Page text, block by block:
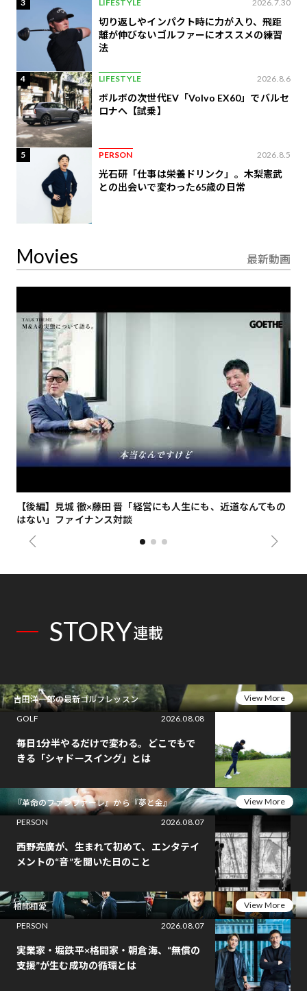
3 LIFESTYLE 2026.7.30
切り返しやインパクト時に力が入り、飛距
離が伸びないゴルファーにオススメの練習
法
4 LIFESTYLE 2026.8.6
ボルボの次世代EV「Volvo EX60」でバルセ
ロナへ【試乗】
5 PERSON 2026.8.5
光石研「仕事は栄養ドリンク」。木梨憲武
との出会いで変わった65歳の日常
Movies 最新動画
【後編】見城 徹×藤田 晋「経営にも人生にも、近道なんてもの
はない」ファイナンス対談
STORY連載
吉田洋一郎の最新ゴルフレッスン
View More
GOLF
2026.08.08
毎日1分半やるだけで変わる。どこでもで
きる「シャドースイング」とは
『革命のファンファーレ』から『夢と金』
View More
PERSON
2026.08.07
西野亮廣が、生まれて初めて、エンタテイ
メントの“音”を聞いた日のこと
相師相愛
View More
PERSON
2026.08.07
実業家・堀鉄平×格闘家・朝倉海、“無償の
支援”が生む成功の循環とは